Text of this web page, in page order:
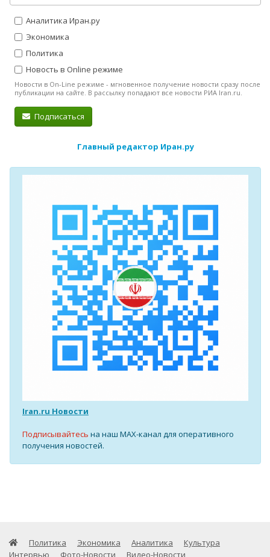
Аналитика Иран.ру
Экономика
Политика
Новость в Online режиме
Новости в On-Line режиме - мгновенное получение новости сразу после
публикации на сайте. В рассылку попадают все новости РИА Iran.ru.
Подписаться
Главный редактор Иран.ру
Iran.ru Новости
Подписывайтесь на наш MAX-канал для оперативного
получения новостей.
Политика Экономика Аналитика
Культура
Интервью
Фото-Новости Видео-Новости